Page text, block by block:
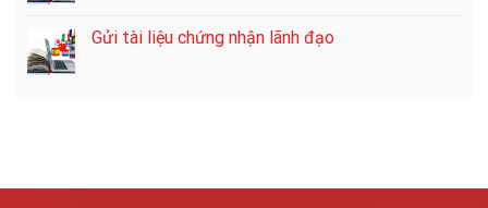
Gửi tài liệu chứng nhận lãnh đạo